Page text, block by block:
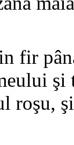
fir
şi
roşu,